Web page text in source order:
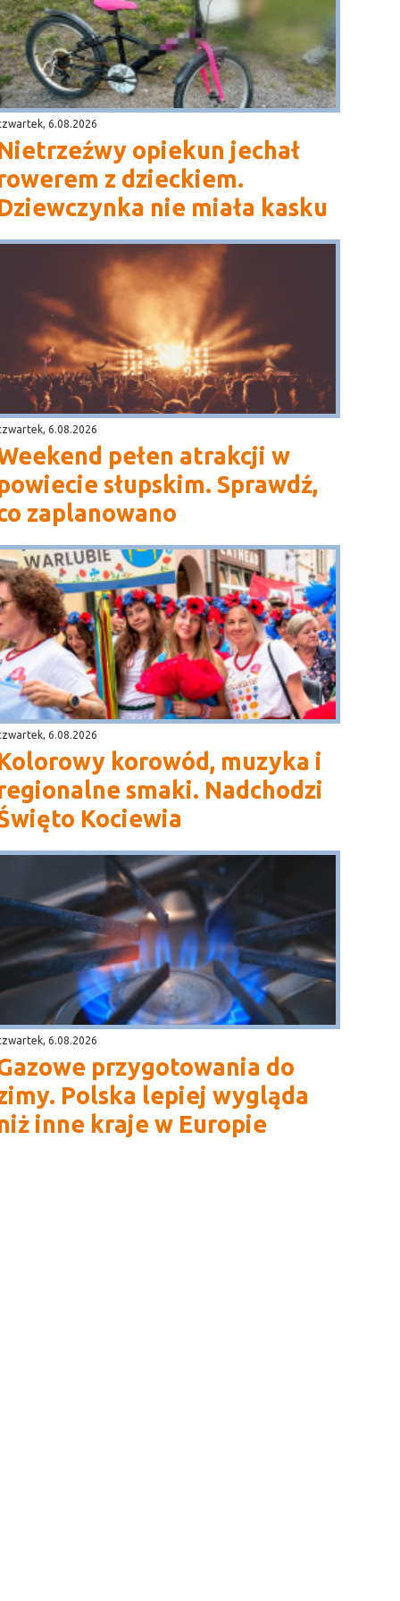
6.08.2026
opiekun jechał
z dzieckiem.
nie miała kasku
6.08.2026
pełen atrakcji w
słupskim. Sprawdź,
zaplanowano
6.08.2026
korowód, muzyka i
smaki. Nadchodzi
Kociewia
6.08.2026
przygotowania do
Polska lepiej wygląda
inne kraje w Europie